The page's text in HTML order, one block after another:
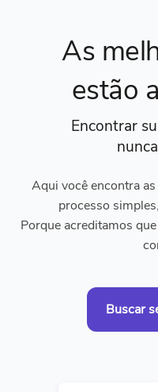
As
estão
Encontrar
Aqui você encontra
processo
Porque acreditamos
Buscar